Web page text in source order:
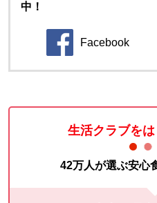
中！
Facebook
別のウィンド
生活クラブを
42万人が選ぶ安心